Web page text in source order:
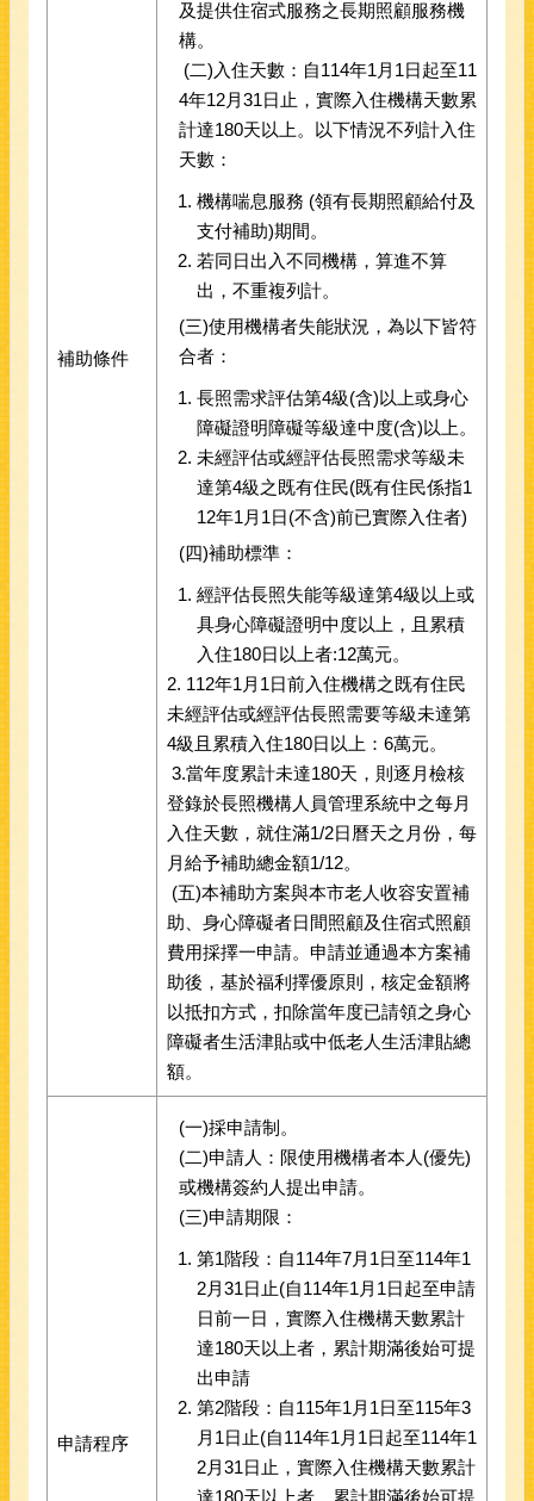
補助條件
及提供住宿式服務之長期照顧服務機
構。
(二)入住天數：自114年1月1日起至11
4年12月31日止，實際入住機構天數累
計達180天以上。以下情況不列計入住
天數：
機構喘息服務 (領有長期照顧給付及
支付補助)期間。
若同日出入不同機構，算進不算
出，不重複列計。
(三)使用機構者失能狀況，為以下皆符
合者：
長照需求評估第4級(含)以上或身心
障礙證明障礙等級達中度(含)以上。
未經評估或經評估長照需求等級未
達第4級之既有住民(既有住民係指1
12年1月1日(不含)前已實際入住者)
(四)補助標準：
經評估長照失能等級達第4級以上或
具身心障礙證明中度以上，且累積
入住180日以上者:12萬元。
2. 112年1月1日前入住機構之既有住民
未經評估或經評估長照需要等級未達第
4級且累積入住180日以上：6萬元。
3.當年度累計未達180天，則逐月檢核
登錄於長照機構人員管理系統中之每月
入住天數，就住滿1/2日曆天之月份，每
月給予補助總金額1/12。
(五)本補助方案與本市老人收容安置補
助、身心障礙者日間照顧及住宿式照顧
費用採擇一申請。申請並通過本方案補
助後，基於福利擇優原則，核定金額將
以抵扣方式，扣除當年度已請領之身心
障礙者生活津貼或中低老人生活津貼總
額。
申請程序
(一)採申請制。
(二)申請人：限使用機構者本人(優先)
或機構簽約人提出申請。
(三)申請期限：
第1階段：自114年7月1日至114年1
2月31日止(自114年1月1日起至申請
日前一日，實際入住機構天數累計
達180天以上者，累計期滿後始可提
出申請
第2階段：自115年1月1日至115年3
月1日止(自114年1月1日起至114年1
2月31日止，實際入住機構天數累計
達180天以上者，累計期滿後始可提